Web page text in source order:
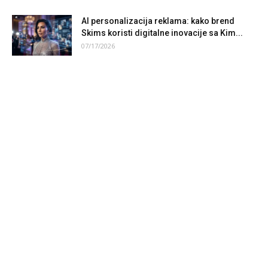
AI personalizacija reklama: kako brend
Skims koristi digitalne inovacije sa Kim...
07/17/2026